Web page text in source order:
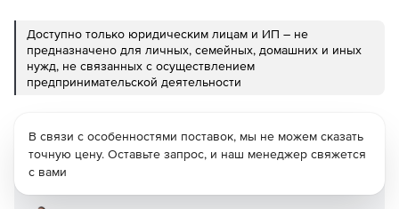
Доступно только юридическим лицам и ИП – не
предназначено для личных, семейных, домашних и иных
нужд, не связанных с осуществлением
предпринимательской деятельности
В связи с особенностями поставок, мы не можем сказать
точную цену. Оставьте запрос, и наш менеджер свяжется
с вами